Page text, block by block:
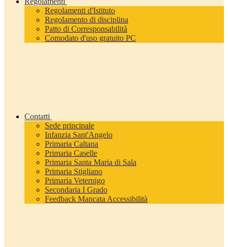
Regolamenti d'Istituto
Regolamento di disciplina
Patto di Corresponsabilità
Comodato d'uso gratuito PC
Contatti
Sede principale
Infanzia Sant'Angelo
Primaria Caltana
Primaria Caselle
Primaria Santa Maria di Sala
Primaria Stigliano
Primaria Veternigo
Secondaria I Grado
Feedback Mancata Accessibilità